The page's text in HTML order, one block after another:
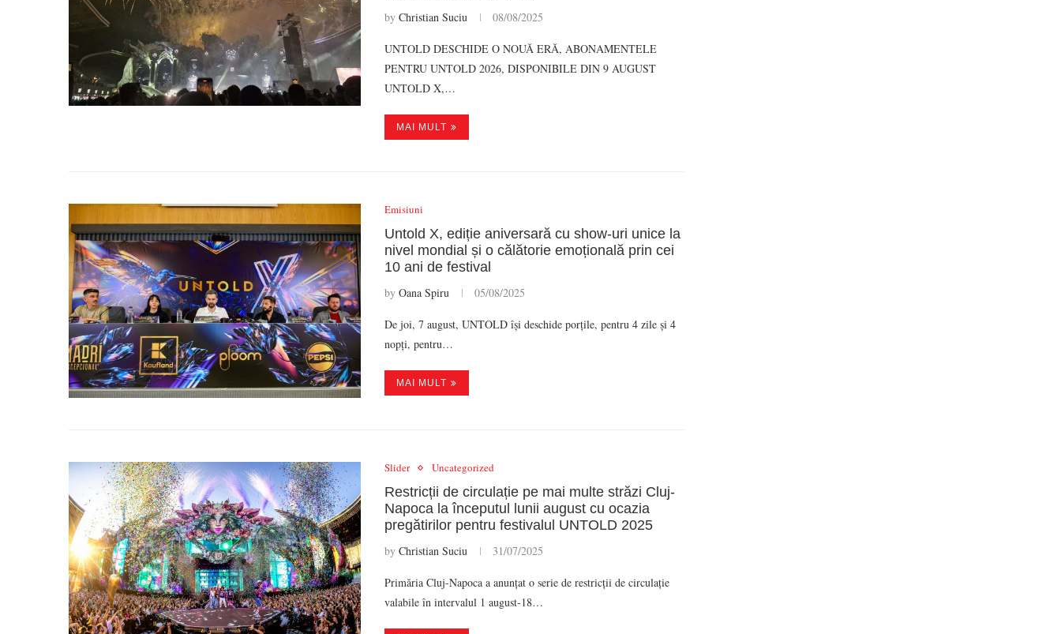
by Christian Suciu 08/08/2025
UNTOLD DESCHIDE O NOUĂ ERĂ, ABONAMENTELE
PENTRU UNTOLD 2026, DISPONIBILE DIN 9 AUGUST
UNTOLD X,…
MAI MULT
Emisiuni
Untold X, ediție aniversară cu show-uri unice la
nivel mondial și o călătorie emoțională prin cei
10 ani de festival
by Oana Spiru 05/08/2025
De joi, 7 august, UNTOLD își deschide porțile, pentru 4 zile și 4
nopți, pentru…
MAI MULT
Slider Uncategorized
Restricții de circulație pe mai multe străzi Cluj-
Napoca la începutul lunii august cu ocazia
pregătirilor pentru festivalul UNTOLD 2025
by Christian Suciu 31/07/2025
Primăria Cluj-Napoca a anunțat o serie de restricții de circulație
valabile în intervalul 1 august-18…